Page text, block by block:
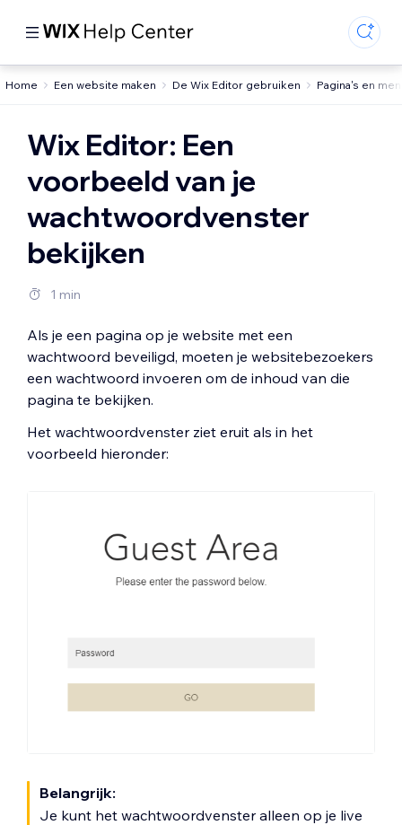
Home Een website maken De Wix Editor gebruiken Pagina's en
Wix Editor: Een
voorbeeld van je
wachtwoordvenster
bekijken
1 min
Als je een pagina op je website met een
wachtwoord beveiligd, moeten je websitebezoekers
een wachtwoord invoeren om de inhoud van die
pagina te bekijken.
Het wachtwoordvenster ziet eruit als in het
voorbeeld hieronder:
Belangrijk:
Je kunt het wachtwoordvenster alleen op je live